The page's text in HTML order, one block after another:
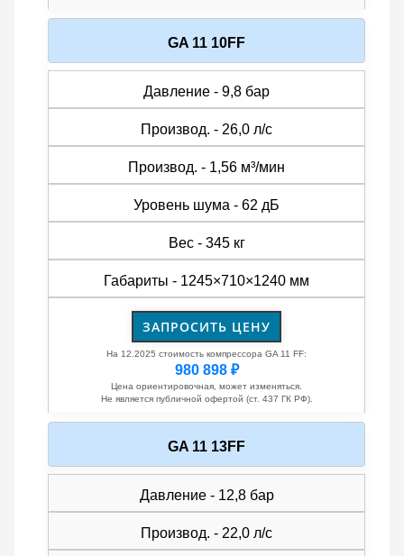
GA 11 10FF
Давление - 9,8 бар
Производ. - 26,0 л/с
Производ. - 1,56 м³/мин
Уровень шума - 62 дБ
Вес - 345 кг
Габариты - 1245×710×1240 мм
ЗАПРОСИТЬ ЦЕНУ
На 12.2025 стоимость компрессора GA 11 FF:
980 898 ₽
Цена ориентировочная, может изменяться.
Не является публичной офертой (ст. 437 ГК РФ).
GA 11 13FF
Давление - 12,8 бар
Производ. - 22,0 л/с